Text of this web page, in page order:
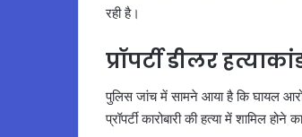
रही है।
प्रॉपर्टी डीलर
पुलिस जांच में सामने आया है कि घायल
प्रॉपर्टी कारोबारी की हत्या में शामिल